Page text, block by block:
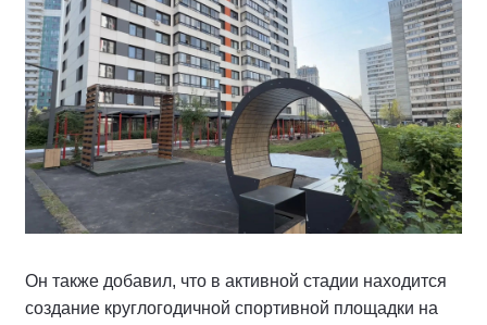
Он также добавил, что в активной стадии находится
создание круглогодичной спортивной площадки на